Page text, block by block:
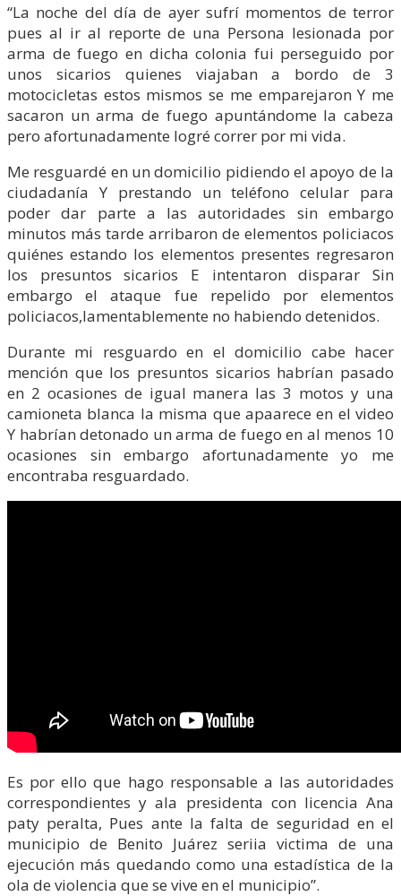
“La noche del día de ayer sufrí momentos de terror
pues al ir al reporte de una Persona lesionada por
arma de fuego en dicha colonia fui perseguido por
unos sicarios quienes viajaban a bordo de 3
motocicletas estos mismos se me emparejaron Y me
sacaron un arma de fuego apuntándome la cabeza
pero afortunadamente logré correr por mi vida.
Me resguardé en un domicilio pidiendo el apoyo de la
ciudadanía Y prestando un teléfono celular para
poder dar parte a las autoridades sin embargo
minutos más tarde arribaron de elementos policiacos
quiénes estando los elementos presentes regresaron
los presuntos sicarios E intentaron disparar Sin
embargo el ataque fue repelido por elementos
policiacos,lamentablemente no habiendo detenidos.
Durante mi resguardo en el domicilio cabe hacer
mención que los presuntos sicarios habrían pasado
en 2 ocasiones de igual manera las 3 motos y una
camioneta blanca la misma que apaarece en el video
Y habrían detonado un arma de fuego en al menos 10
ocasiones sin embargo afortunadamente yo me
encontraba resguardado.
Es por ello que hago responsable a las autoridades
correspondientes y ala presidenta con licencia Ana
paty peralta, Pues ante la falta de seguridad en el
municipio de Benito Juárez seriia victima de una
ejecución más quedando como una estadística de la
ola de violencia que se vive en el municipio”.